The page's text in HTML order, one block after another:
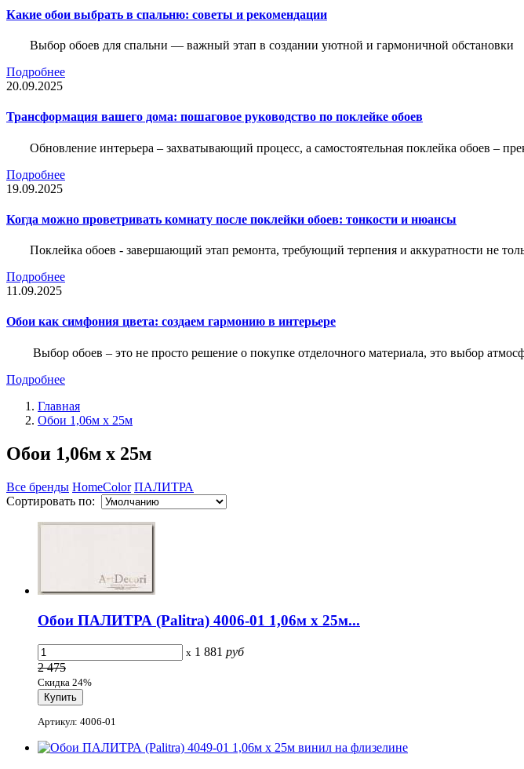
Какие обои выбрать в спальню: советы и рекомендации
Выбор обоев для спальни — важный этап в создании уютной и гармоничной обстановки
Подробнее
20.09.2025
Трансформация вашего дома: пошаговое руководство по поклейке обоев
Обновление интерьера – захватывающий процесс, а самостоятельная поклейка обоев –
Подробнее
19.09.2025
Когда можно проветривать комнату после поклейки обоев: тонкости и нюансы
Поклейка обоев - завершающий этап ремонта, требующий терпения и аккуратности не
Подробнее
11.09.2025
Обои как симфония цвета: создаем гармонию в интерьере
Выбор обоев – это не просто решение о покупке отделочного материала, это выбор
Подробнее
Главная
Обои 1,06м x 25м
Обои 1,06м x 25м
Все бренды HomeColor ПАЛИТРА
Сортировать по:
Обои ПАЛИТРА (Palitra) 4006-01 1,06м x 25м...
x 1 881 руб
2 475
Скидка 24%
Артикул: 4006-01